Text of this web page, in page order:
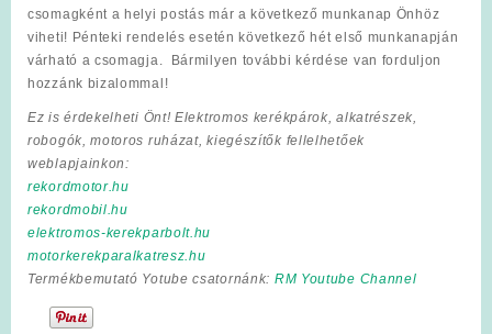
csomagként a helyi postás már a következő munkanap Önhöz
viheti! Pénteki rendelés esetén következő hét első munkanapján
várható a csomagja. Bármilyen további kérdése van forduljon
hozzánk bizalommal!
Ez is érdekelheti Önt! Elektromos kerékpárok, alkatrészek,
robogók, motoros ruházat, kiegészítők fellelhetőek
weblapjainkon:
rekordmotor.hu
rekordmobil.hu
elektromos-kerekparbolt.hu
motorkerekparalkatresz.hu
Termékbemutató Yotube csatornánk: RM Youtube Channel